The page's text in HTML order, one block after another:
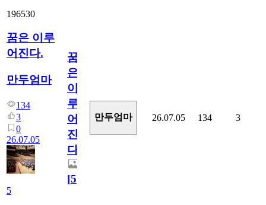
196530
꿈은 이루
어진다.
만두엄마
134
3
0
26.07.05
5
꿈
은
이
루
어
진
다.
[5]
만두엄마 26.07.05 134 3